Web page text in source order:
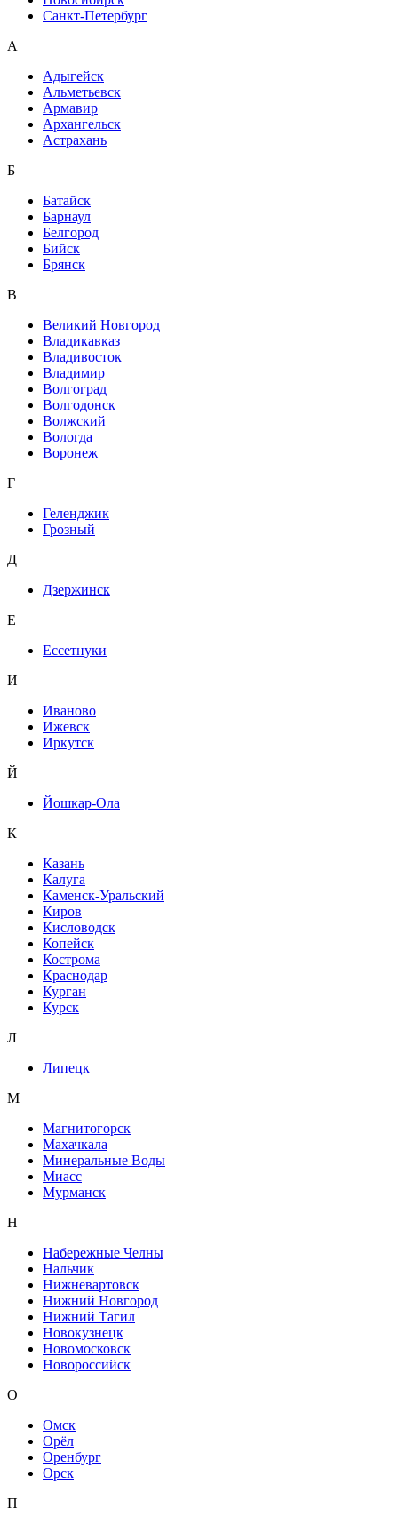
Санкт-Петербург
А
Адыгейск
Альметьевск
Армавир
Архангельск
Астрахань
Б
Батайск
Барнаул
Белгород
Бийск
Брянск
В
Великий Новгород
Владикавказ
Владивосток
Владимир
Волгоград
Волгодонск
Волжский
Вологда
Воронеж
Г
Геленджик
Грозный
Д
Дзержинск
Е
Ессетнуки
И
Иваново
Ижевск
Иркутск
Й
Йошкар-Ола
К
Казань
Калуга
Каменск-Уральский
Киров
Кисловодск
Копейск
Кострома
Краснодар
Курган
Курск
Л
Липецк
М
Магнитогорск
Махачкала
Минеральные Воды
Миасс
Мурманск
Н
Набережные Челны
Нальчик
Нижневартовск
Нижний Новгород
Нижний Тагил
Новокузнецк
Новомосковск
Новороссийск
О
Омск
Орёл
Оренбург
Орск
П